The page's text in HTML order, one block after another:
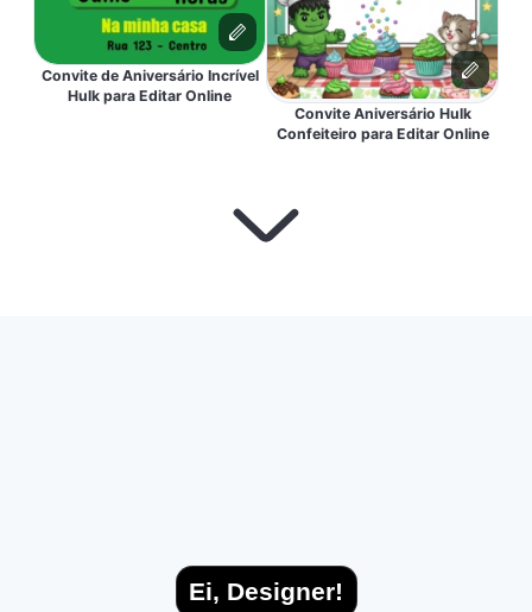
Convite de Aniversário Incrível
Hulk para Editar Online
Convite Aniversário Hulk
Confeiteiro para Editar Online
Ei, Designer!